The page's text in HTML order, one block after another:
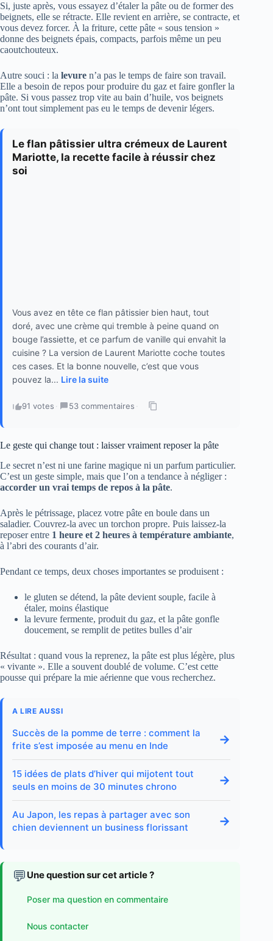
Si, juste après, vous essayez d’étaler la pâte ou de former des
beignets, elle se rétracte. Elle revient en arrière, se contracte, et
vous devez forcer. À la friture, cette pâte « sous tension »
donne des beignets épais, compacts, parfois même un peu
caoutchouteux.
Autre souci : la levure n’a pas le temps de faire son travail.
Elle a besoin de repos pour produire du gaz et faire gonfler la
pâte. Si vous passez trop vite au bain d’huile, vos beignets
n’ont tout simplement pas eu le temps de devenir légers.
Le flan pâtissier ultra crémeux de Laurent
Mariotte, la recette facile à réussir chez
soi
Vous avez en tête ce flan pâtissier bien haut, tout
doré, avec une crème qui tremble à peine quand on
bouge l’assiette, et ce parfum de vanille qui envahit la
cuisine ? La version de Laurent Mariotte coche toutes
ces cases. Et la bonne nouvelle, c’est que vous
pouvez la... Lire la suite
91 votes · 53 commentaires ·
Le geste qui change tout : laisser vraiment reposer la pâte
Le secret n’est ni une farine magique ni un parfum particulier.
C’est un geste simple, mais que l’on a tendance à négliger :
accorder un vrai temps de repos à la pâte.
Après le pétrissage, placez votre pâte en boule dans un
saladier. Couvrez-la avec un torchon propre. Puis laissez-la
reposer entre 1 heure et 2 heures à température ambiante,
à l’abri des courants d’air.
Pendant ce temps, deux choses importantes se produisent :
le gluten se détend, la pâte devient souple, facile à
étaler, moins élastique
la levure fermente, produit du gaz, et la pâte gonfle
doucement, se remplit de petites bulles d’air
Résultat : quand vous la reprenez, la pâte est plus légère, plus
« vivante ». Elle a souvent doublé de volume. C’est cette
pousse qui prépare la mie aérienne que vous recherchez.
A LIRE AUSSI
Succès de la pomme de terre : comment la
frite s’est imposée au menu en Inde
→
15 idées de plats d’hiver qui mijotent tout
seuls en moins de 30 minutes chrono
→
Au Japon, les repas à partager avec son
chien deviennent un business florissant
→
💬 Une question sur cet article ?
Poser ma question en commentaire
Nous contacter